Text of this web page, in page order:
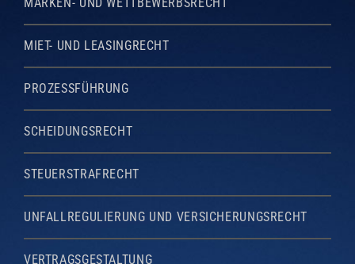
MARKEN- UND WETTBEWERBSRECHT
MIET- UND LEASINGRECHT
PROZESSFÜHRUNG
SCHEIDUNGSRECHT
STEUERSTRAFRECHT
UNFALLREGULIERUNG UND VERSICHERUNGSRECHT
VERTRAGSGESTALTUNG